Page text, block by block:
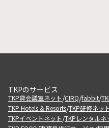
TKPのサービス
TKP貸会議室ネット/CIRQ/fabbit/
TKP Hotels & Resorts/TKP研修ネット
TKPイベントネット/TKPレンタルネ